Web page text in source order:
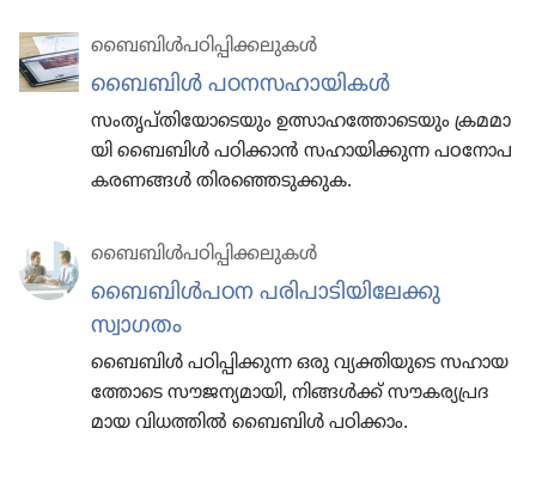
ബൈബിൾപ​ഠി​പ്പി​ക്ക​ലു​കൾ
ബൈബിൾ പഠനസ​ഹാ​യി​കൾ
സംതൃപ്‌തി​യോ​ടെ​യും ഉത്സാഹ​ത്തോ​ടെ​യും ക്രമമാ​
യി ബൈബിൾ പഠിക്കാൻ സഹായി​ക്കു​ന്ന പഠനോ​പ​
ക​ര​ണ​ങ്ങൾ തിര​ഞ്ഞെ​ടു​ക്കു​ക.
ബൈബിൾപ​ഠി​പ്പി​ക്ക​ലു​കൾ
ബൈബിൾപഠന പരിപാ​ടി​യി​ലേക്കു
സ്വാഗതം
ബൈബിൾ പഠിപ്പി​ക്കുന്ന ഒരു വ്യക്തി​യു​ടെ സഹായ​
ത്തോ​ടെ സൗജന്യ​മാ​യി, നിങ്ങൾക്ക്‌ സൗകര്യ​പ്ര​ദ​
മായ വിധത്തിൽ ബൈബിൾ പഠിക്കാം.